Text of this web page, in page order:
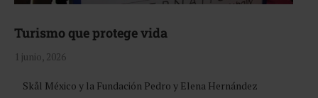
Turismo que protege vida
1 junio, 2026
Skål México y la Fundación Pedro y Elena Hernández